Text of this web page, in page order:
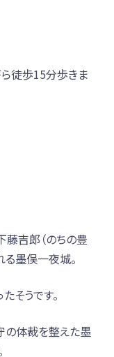
ら徒歩15分歩きま
藤吉郎（のちの豊
墨俣一夜城。
そうです。
の体裁を整えた墨